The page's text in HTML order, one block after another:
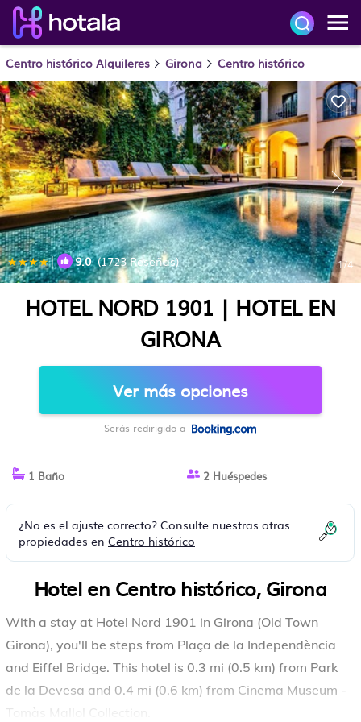
Centro histórico Alquileres Girona Centro histórico
| 9.0(1723 Reseñas) 1/4
HOTEL NORD 1901 | HOTEL EN
GIRONA
Ver más opciones
Serás redirigido a
1 Baño 2 Huéspedes
¿No es el ajuste correcto? Consulte nuestras otras
propiedades en Centro histórico
Hotel en Centro histórico, Girona
With a stay at Hotel Nord 1901 in Girona (Old Town
Girona), you'll be steps from Plaça de la Independència
and Eiffel Bridge. This hotel is 0.3 mi (0.5 km) from Park
de la Devesa and 0.4 mi (0.6 km) from Cinema Museum -
Tomàs Mallol Collection.